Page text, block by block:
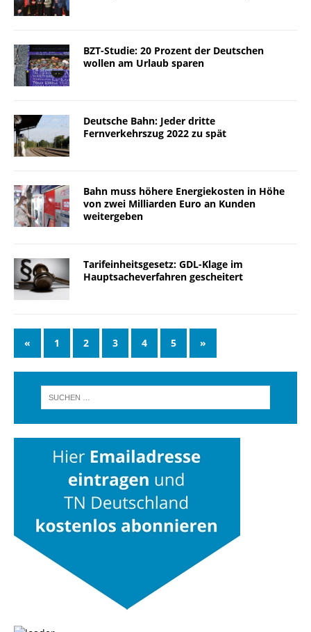
BZT-Studie: 20 Prozent der Deutschen
wollen am Urlaub sparen
Deutsche Bahn: Jeder dritte
Fernverkehrszug 2022 zu spät
Bahn muss höhere Energiekosten in Höhe
von zwei Milliarden Euro an Kunden
weitergeben
Tarifeinheitsgesetz: GDL-Klage im
Hauptsacheverfahren gescheitert
« 1 2 3 4 5 »